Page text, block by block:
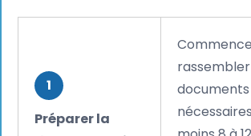
1
Préparer la
documents